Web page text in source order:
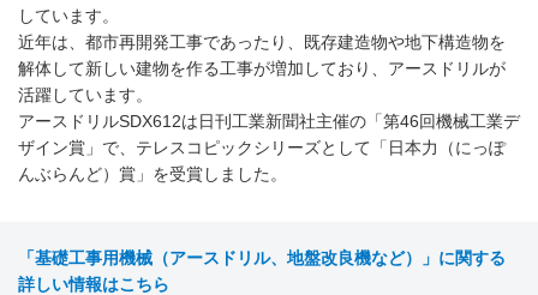
しています。
近年は、都市再開発工事であったり、既存建造物や地下構造物を
解体して新しい建物を作る工事が増加しており、アースドリルが
活躍しています。
アースドリルSDX612は日刊工業新聞社主催の「第46回機械工業デ
ザイン賞」で、テレスコピックシリーズとして「日本力（にっぽ
んぶらんど）賞」を受賞しました。
「基礎工事用機械（アースドリル、地盤改良機など）」に関する
詳しい情報はこちら